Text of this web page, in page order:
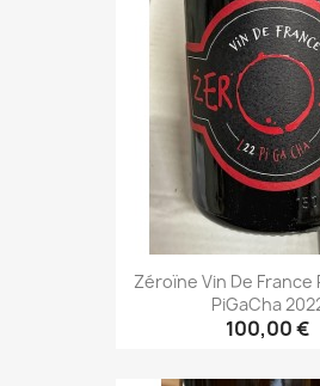
Zéroïne Vin De France
PiGaCha
100,00 €